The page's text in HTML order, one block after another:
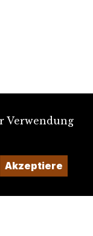
Verwendung
Akzeptiere